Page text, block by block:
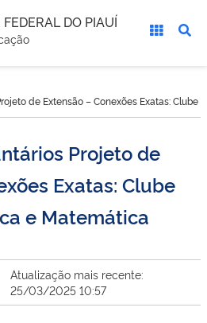
DO PIAUÍ
de Extensão – Conexões Exatas:
Projeto de
Exatas: Clube
e Matemática
Atualização mais recente:
25/03/2025 10:57